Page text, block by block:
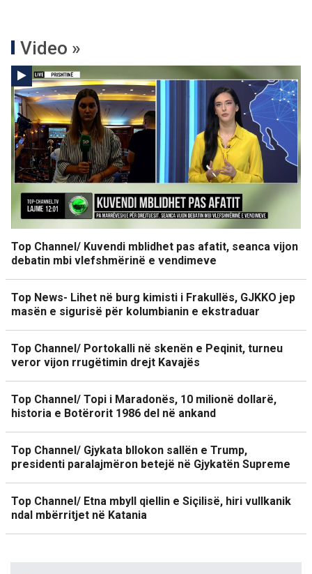
Video »
Top Channel/ Kuvendi mblidhet pas afatit, seanca vijon
debatin mbi vlefshmërinë e vendimeve
Top News- Lihet në burg kimisti i Frakullës, GJKKO jep
masën e sigurisë për kolumbianin e ekstraduar
Top Channel/ Portokalli në skenën e Peqinit, turneu
veror vijon rrugëtimin drejt Kavajës
Top Channel/ Topi i Maradonës, 10 milionë dollarë,
historia e Botërorit 1986 del në ankand
Top Channel/ Gjykata bllokon sallën e Trump,
presidenti paralajmëron betejë në Gjykatën Supreme
Top Channel/ Etna mbyll qiellin e Siçilisë, hiri vullkanik
ndal mbërritjet në Katania